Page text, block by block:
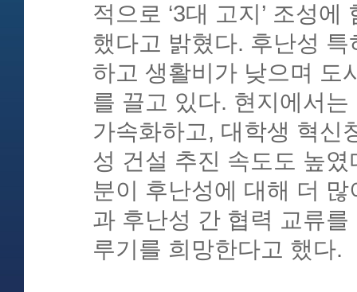
적으로 ‘3대 고지’ 조성
했다고 밝혔다. 후난성
하고 생활비가 낮으며 도
를 끌고 있다. 현지에서
가속화하고, 대학생 혁신
성 건설 추진 속도도 높
분이 후난성에 대해 더
과 후난성 간 협력 교류
루기를 희망한다고 했다.